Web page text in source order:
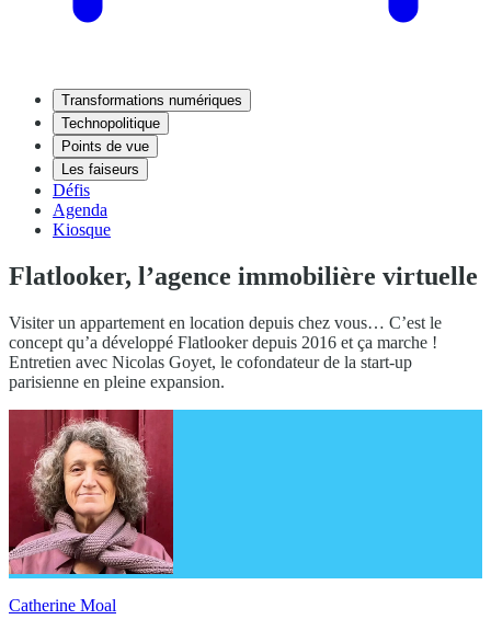
Transformations numériques
Technopolitique
Points de vue
Les faiseurs
Défis
Agenda
Kiosque
Flatlooker, l’agence immobilière virtuelle
Visiter un appartement en location depuis chez vous… C’est le
concept qu’a développé Flatlooker depuis 2016 et ça marche !
Entretien avec Nicolas Goyet, le cofondateur de la start-up
parisienne en pleine expansion.
Catherine Moal